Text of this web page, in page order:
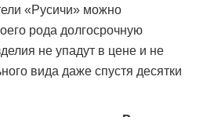
«Русичи» можно
рода долгосрочную
не упадут в цене и не
вида даже спустя десятки